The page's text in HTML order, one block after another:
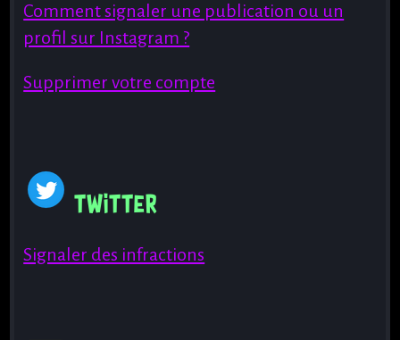
Comment signaler une publication ou un
profil sur Instagram ?
Supprimer votre compte
Twitter
Signaler des infractions